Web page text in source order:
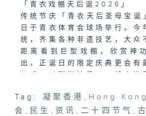
「青衣戏棚天后诞2026」
传统节庆「青衣天后圣母宝诞
日于青衣体育会球场举行。今
统，齐集各种非遗技艺，大众
距离看到巨型戏棚，欣赏神
出，正诞日的限定庆典更会有
「24节气新程式，瑜伽游戏
Tag: 凝聚香港 , Hong
会 , 民生 , 资讯 , 二十四节气 ,